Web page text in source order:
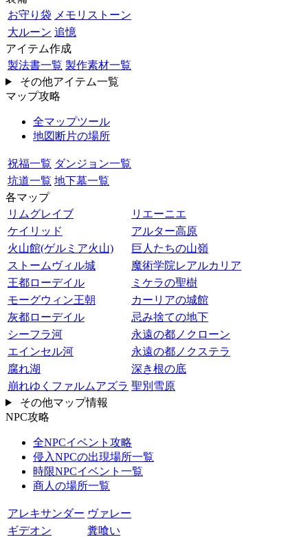
お守り袋 メモリストーン
大ルーン 追憶
アイテム作成
製法書一覧 製作素材一覧
その他アイテム一覧
マップ攻略
全マップツール
地図断片の場所
祝福一覧 ダンジョン一覧
坑道一覧 地下墓一覧
各マップ
リムグレイブ
リエーニエ
ケイリッド
アルター高原
火山館(ゲルミア火山)
巨人たちの山嶺
ストームヴィル城
魔術学院レアルカリア
王都ローデイル
ミケラの聖樹
モーグウィン王朝
カーリアの城館
灰都ローデイル
忌み捨ての地下
シーフラ河
永遠の都ノクローン
エインセル河
永遠の都ノクステラ
腐れ湖
深き根の底
崩れゆくファルムアズラ 聖別雪原
その他マップ情報
NPC攻略
全NPCイベント攻略
侵入NPCの出現場所一覧
時限NPCイベント一覧
商人の場所一覧
アレキサンダー ヴァレー
ギデオン
糞喰い